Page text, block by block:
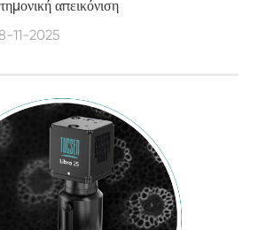
απεικόνιση
11-2025